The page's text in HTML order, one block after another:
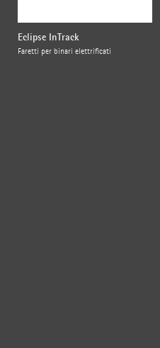
Eclipse InTrack
Faretti per binari elettrificati